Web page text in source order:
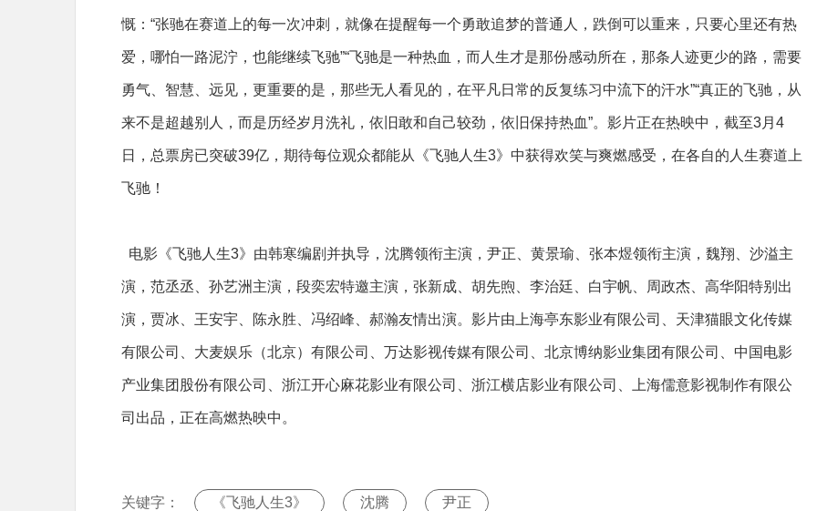
慨：“张驰在赛道上的每一次冲刺，就像在提醒每一个勇敢追梦的普通人，跌倒可以重来，只要心里还有热
爱，哪怕一路泥泞，也能继续飞驰”“飞驰是一种热血，而人生才是那份感动所在，那条人迹更少的路，需要
勇气、智慧、远见，更重要的是，那些无人看见的，在平凡日常的反复练习中流下的汗水”“真正的飞驰，从
来不是超越别人，而是历经岁月洗礼，依旧敢和自己较劲，依旧保持热血”。影片正在热映中，截至3月4
日，总票房已突破39亿，期待每位观众都能从《飞驰人生3》中获得欢笑与爽燃感受，在各自的人生赛道上
飞驰！
电影《飞驰人生3》由韩寒编剧并执导，沈腾领衔主演，尹正、黄景瑜、张本煜领衔主演，魏翔、沙溢主
演，范丞丞、孙艺洲主演，段奕宏特邀主演，张新成、胡先煦、李治廷、白宇帆、周政杰、高华阳特别出
演，贾冰、王安宇、陈永胜、冯绍峰、郝瀚友情出演。影片由上海亭东影业有限公司、天津猫眼文化传媒
有限公司、大麦娱乐（北京）有限公司、万达影视传媒有限公司、北京博纳影业集团有限公司、中国电影
产业集团股份有限公司、浙江开心麻花影业有限公司、浙江横店影业有限公司、上海儒意影视制作有限公
司出品，正在高燃热映中。
关键字： 《飞驰人生3》 沈腾 尹正